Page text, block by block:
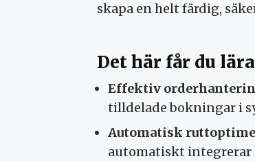
skapa en helt färdig,
Det här får du
Effektiv
tilldelade bokningar i
Automatisk
automatiskt integrerar